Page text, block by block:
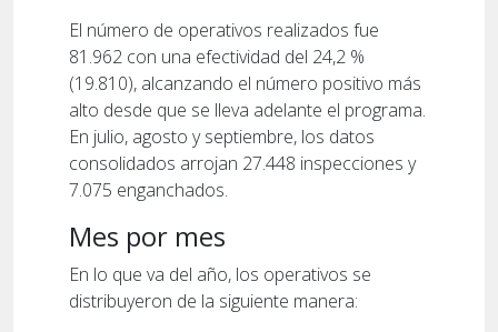
El número de operativos realizados fue
81.962 con una efectividad del 24,2 %
(19.810), alcanzando el número positivo más
alto desde que se lleva adelante el programa.
En julio, agosto y septiembre, los datos
consolidados arrojan 27.448 inspecciones y
7.075 enganchados.
Mes por mes
En lo que va del año, los operativos se
distribuyeron de la siguiente manera: